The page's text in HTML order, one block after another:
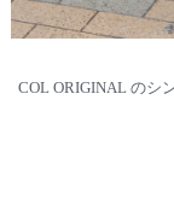
COL ORIGINAL のシ